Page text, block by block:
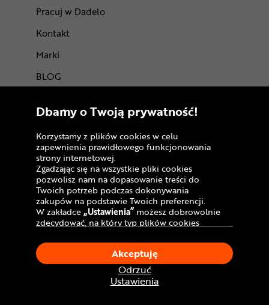
Pracuj w Dadelo
Kontakt
Marki
BLOG
Atrakcje rowerowe
Certyfikaty
Dołącz do nas
Dbamy o Twoją prywatność!
Korzystamy z plików cookies w celu
zapewnienia prawidłowego funkcjonowania
strony internetowej.
Zgadzając się na wszystkie pliki cookies
pozwolisz nam na dopasowanie treści do
Twoich potrzeb podczas dokonywania
zakupów na podstawie Twoich preferencji.
W zakładce„Ustawienia” możesz dobrowolnie
zdecydować, na który typ plików cookies
Klikając„Akceptuję”, wyrażasz zgodę na
stosowanie ciasteczek zgodnie z ustawieniami
Twojej przeglądarki.
W dowolnym momencie, możesz dokonać
zmiany swojego wyboru klikając opcję
Ustawienia
Odrzuć
Akceptuję